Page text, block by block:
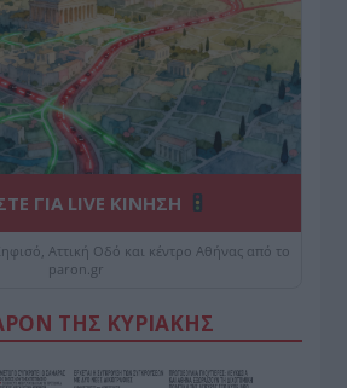
ΓΙΑ LIVE ΚΙΝΗΣΗ
Αττική Οδό και κέντρο Αθήνας από το
paron.gr
ΤΗΣ ΚΥΡΙΑΚΗΣ